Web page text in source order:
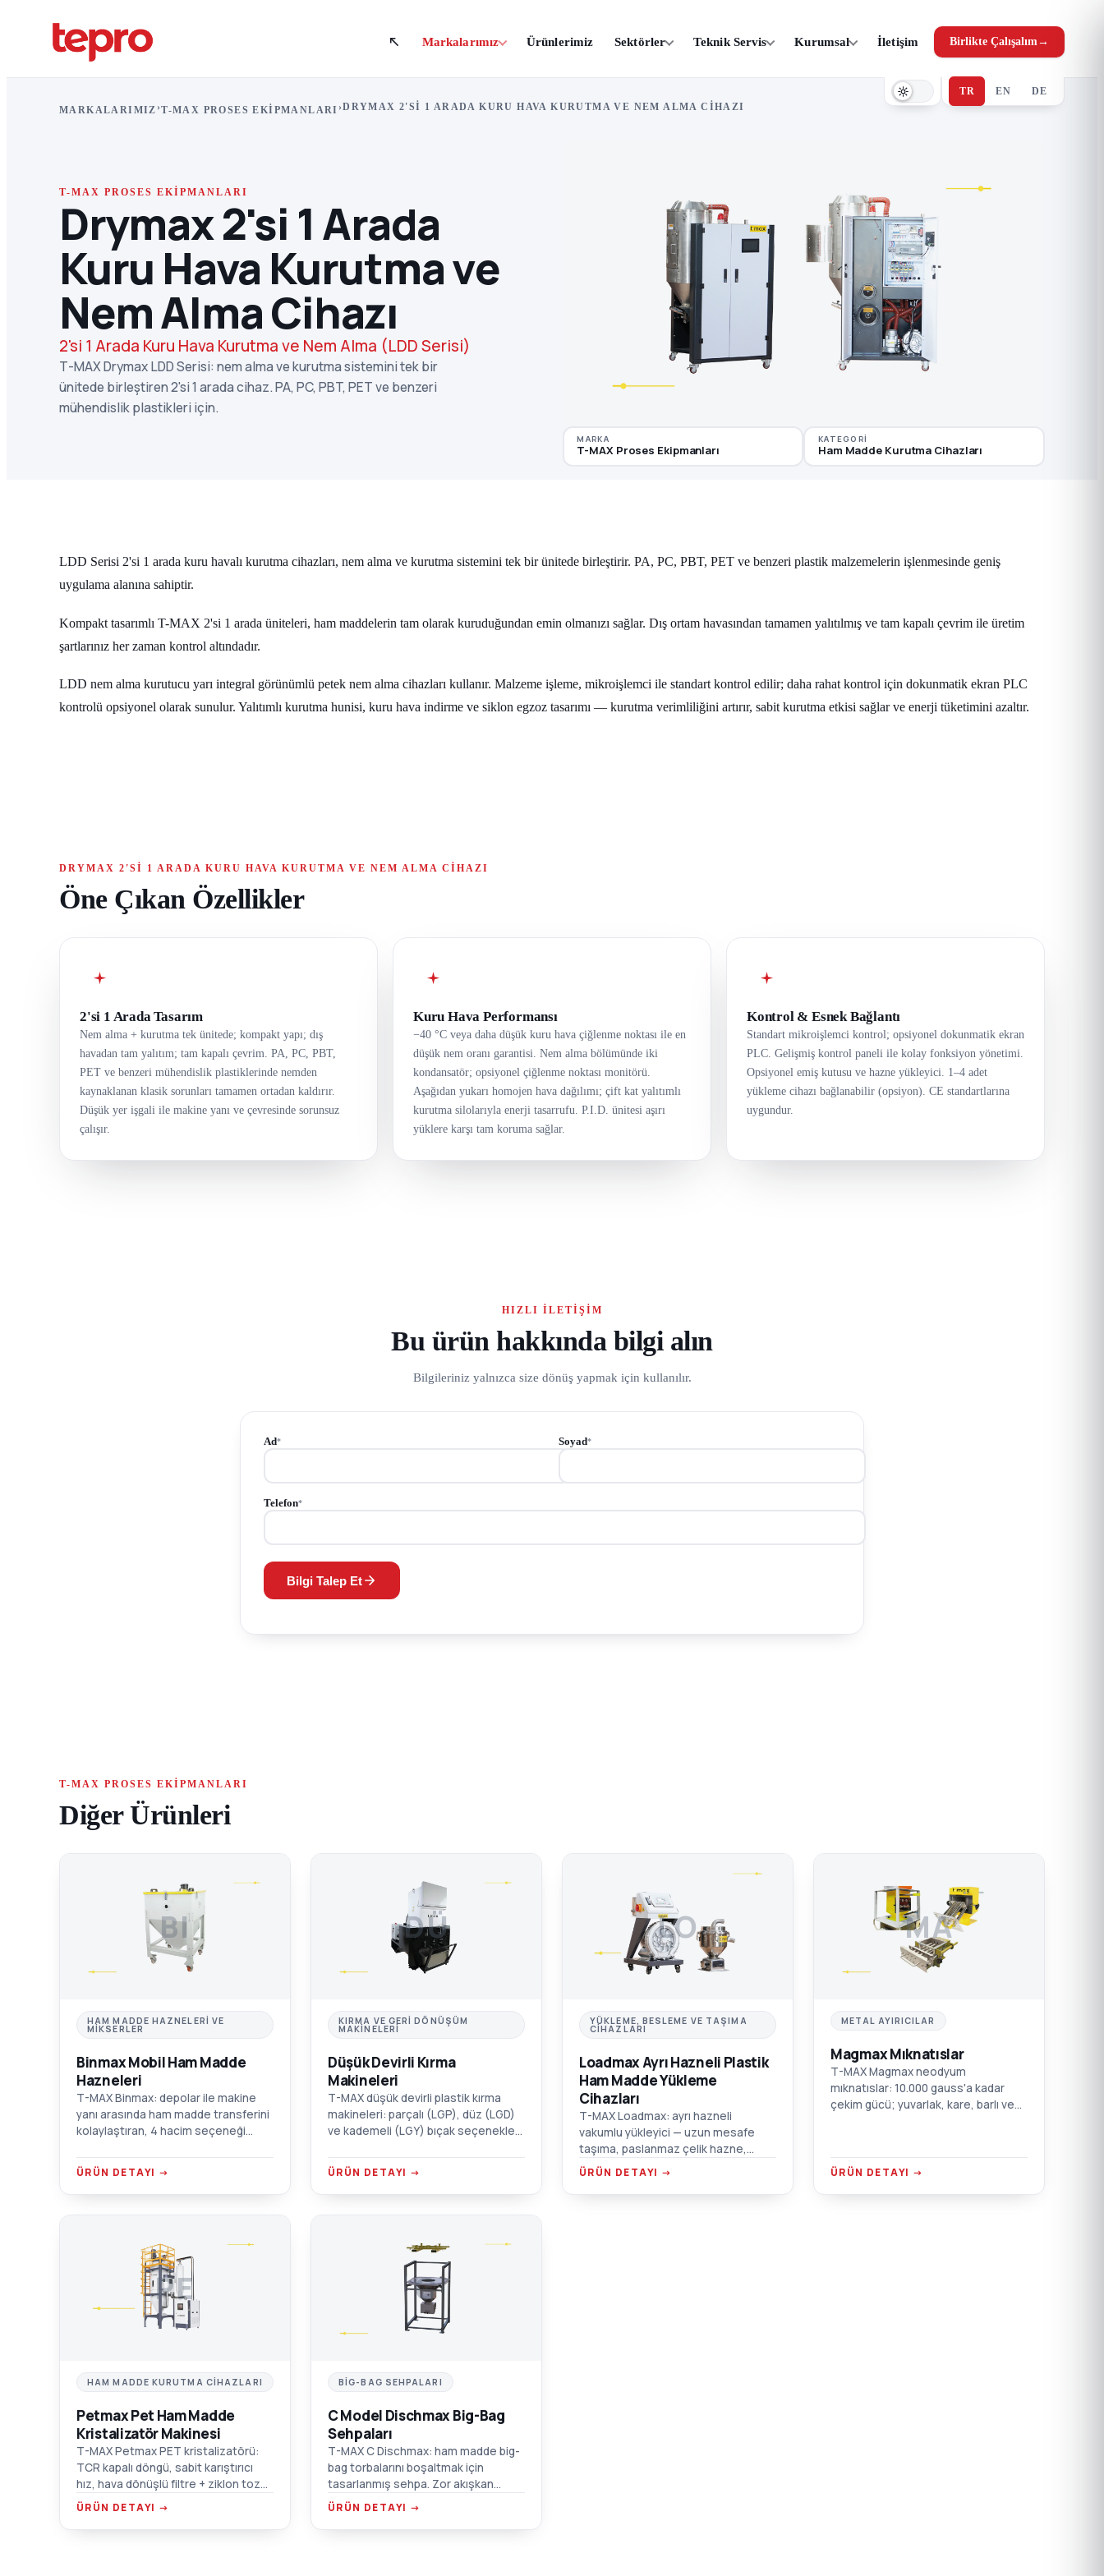
Markalarımız Ürünlerimiz Sektörler Teknik Servis Kurumsal İletişim Birlikte Çalışalım→
TR EN DE
MARKALARIMIZ ›T-MAX PROSES EKIPMANLARI ›DRYMAX 2'SI 1 ARADA KURU HAVA KURUTMA VE NEM ALMA CIHAZI
T-MAX PROSES EKIPMANLARI
Drymax 2'si 1 Arada
Kuru Hava Kurutma ve
Nem Alma Cihazı
2'si 1 Arada Kuru Hava Kurutma ve Nem Alma (LDD Serisi)
T-MAX Drymax LDD Serisi: nem alma ve kurutma sistemini tek bir
ünitede birleştiren 2'si 1 arada cihaz. PA, PC, PBT, PET ve benzeri
mühendislik plastikleri için.
MARKA
T-MAX Proses Ekipmanları
KATEGORI
Ham Madde Kurutma Cihazları
LDD Serisi 2'si 1 arada kuru havalı kurutma cihazları, nem alma ve kurutma sistemini tek bir ünitede birleştirir. PA, PC, PBT, PET ve benzeri plastik malzemelerin işlenmesinde geniş
uygulama alanına sahiptir.
Kompakt tasarımlı T-MAX 2'si 1 arada üniteleri, ham maddelerin tam olarak kuruduğundan emin olmanızı sağlar. Dış ortam havasından tamamen yalıtılmış ve tam kapalı çevrim ile üretim
şartlarınız her zaman kontrol altındadır.
LDD nem alma kurutucu yarı integral görünümlü petek nem alma cihazları kullanır. Malzeme işleme, mikroişlemci ile standart kontrol edilir; daha rahat kontrol için dokunmatik ekran PLC
kontrolü opsiyonel olarak sunulur. Yalıtımlı kurutma hunisi, kuru hava indirme ve siklon egzoz tasarımı — kurutma verimliliğini artırır, sabit kurutma etkisi sağlar ve enerji tüketimini azaltır.
DRYMAX 2'SI 1 ARADA KURU HAVA KURUTMA VE NEM ALMA CIHAZI
Öne Çıkan Özellikler
2'si 1 Arada Tasarım
Nem alma + kurutma tek ünitede; kompakt yapı; dış
havadan tam yalıtım; tam kapalı çevrim. PA, PC, PBT,
PET ve benzeri mühendislik plastiklerinde nemden
kaynaklanan klasik sorunları tamamen ortadan kaldırır.
Düşük yer işgali ile makine yanı ve çevresinde sorunsuz
çalışır.
Kuru Hava Performansı
−40 °C veya daha düşük kuru hava çiğlenme noktası ile en
düşük nem oranı garantisi. Nem alma bölümünde iki
kondansatör; opsiyonel çiğlenme noktası monitörü.
Aşağıdan yukarı homojen hava dağılımı; çift kat yalıtımlı
kurutma silolarıyla enerji tasarrufu. P.I.D. ünitesi aşırı
yüklere karşı tam koruma sağlar.
Kontrol & Esnek Bağlantı
Standart mikroişlemci kontrol; opsiyonel dokunmatik ekran
PLC. Gelişmiş kontrol paneli ile kolay fonksiyon yönetimi.
Opsiyonel emiş kutusu ve hazne yükleyici. 1–4 adet
yükleme cihazı bağlanabilir (opsiyon). CE standartlarına
uygundur.
HIZLI İLETIŞIM
Bu ürün hakkında bilgi alın
Bilgileriniz yalnızca size dönüş yapmak için kullanılır.
Ad* Soyad*
Telefon*
Bilgi Talep Et
T-MAX PROSES EKIPMANLARI
Diğer Ürünleri
BI
HAM MADDE HAZNELERI VE
MIKSERLER
Binmax Mobil Ham Madde
Hazneleri
T-MAX Binmax: depolar ile makine
yanı arasında ham madde transferini
kolaylaştıran, 4 hacim seçeneği
Krom/alüminyum/AISI 304 SST
seçenekleri.
ÜRÜN DETAYI →
DÜ
KIRMA VE GERI DÖNÜŞÜM
MAKINELERI
Düşük Devirli Kırma
Makineleri
T-MAX düşük devirli plastik kırma
makineleri: parçalı (LGP), düz (LGD)
ve kademeli (LGY) bıçak seçenekleri.
duvarlı hazne.
ÜRÜN DETAYI →
LO
YÜKLEME, BESLEME VE TAŞIMA
CIHAZLARI
Loadmax Ayrı Hazneli Plastik
Ham Madde Yükleme
Cihazları
T-MAX Loadmax: ayrı hazneli
vakumlu yükleyici — uzun mesafe
taşıma, paslanmaz çelik hazne,
yüksek verimli blower ve motor
ÜRÜN DETAYI →
MA
METAL AYIRICILAR
Magmax Mıknatıslar
T-MAX Magmax neodyum
mıknatıslar: 10.000 gauss'a kadar
çekim gücü; yuvarlak, kare, barlı ve
film için.
ÜRÜN DETAYI →
PE
HAM MADDE KURUTMA CIHAZLARI
Petmax Pet Ham Madde
Kristalizatör Makinesi
T-MAX Petmax PET kristalizatörü:
TCR kapalı döngü, sabit karıştırıcı
hız, hava dönüşlü filtre + ziklon toz
toplayıcı, çift aşırı ısınma koruması.
ÜRÜN DETAYI →
C
BIG-BAG SEHPALARI
C Model Dischmax Big-Bag
Sehpaları
T-MAX C Dischmax: ham madde big-
bag torbalarını boşaltmak için
tasarlanmış sehpa. Zor akışkan
malzemeler için titreşimli hazne,
flanş bağlantısı.
ÜRÜN DETAYI →